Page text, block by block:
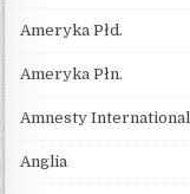
Ameryka Płd.
Ameryka Płn.
Amnesty International
Anglia